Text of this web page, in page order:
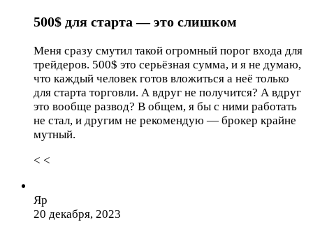
500$ для старта — это слишком
Меня сразу смутил такой огромный порог входа для
трейдеров. 500$ это серьёзная сумма, и я не думаю,
что каждый человек готов вложиться а неё только
для старта торговли. А вдруг не получится? А вдруг
это вообще развод? В общем, я бы с ними работать
не стал, и другим не рекомендую — брокер крайне
мутный.
< <
Яр
20 декабря, 2023